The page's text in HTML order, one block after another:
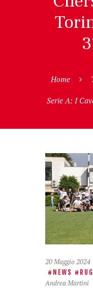
Home
Serie A: I
20 Maggio 2024
NEWS
Andrea Martini